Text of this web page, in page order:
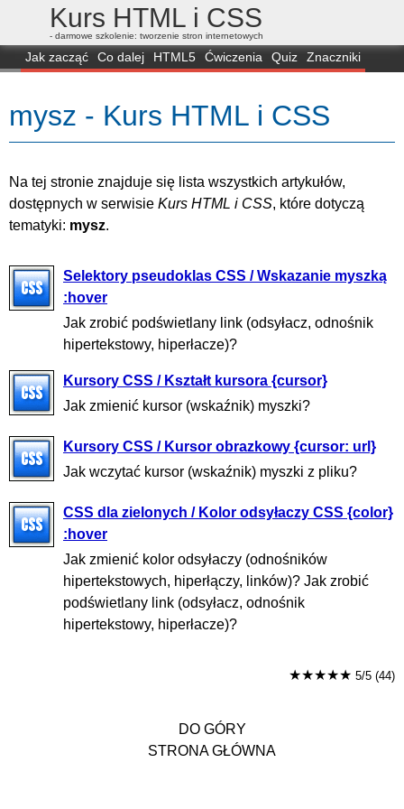
Kurs HTML i CSS
- darmowe szkolenie: tworzenie stron internetowych
Jak zacząć Co dalej HTML5 Ćwiczenia Quiz
Znaczniki
FAQ
Przeglądarki Mapa FORUM
mysz - Kurs HTML i CSS
Na tej stronie znajduje się lista wszystkich artykułów,
dostępnych w serwisie Kurs HTML i CSS, które dotyczą
tematyki: mysz.
Selektory pseudoklas CSS / Wskazanie myszką
:hover
Jak zrobić podświetlany link (odsyłacz, odnośnik
hipertekstowy, hiperłacze)?
Kursory CSS / Kształt kursora {cursor}
Jak zmienić kursor (wskaźnik) myszki?
Kursory CSS / Kursor obrazkowy {cursor: url}
Jak wczytać kursor (wskaźnik) myszki z pliku?
CSS dla zielonych / Kolor odsyłaczy CSS {color}
:hover
Jak zmienić kolor odsyłaczy (odnośników
hipertekstowych, hiperłączy, linków)? Jak zrobić
podświetlany link (odsyłacz, odnośnik
hipertekstowy, hiperłacze)?
★★★★★ 5/5 (44)
DO GÓRY
STRONA GŁÓWNA